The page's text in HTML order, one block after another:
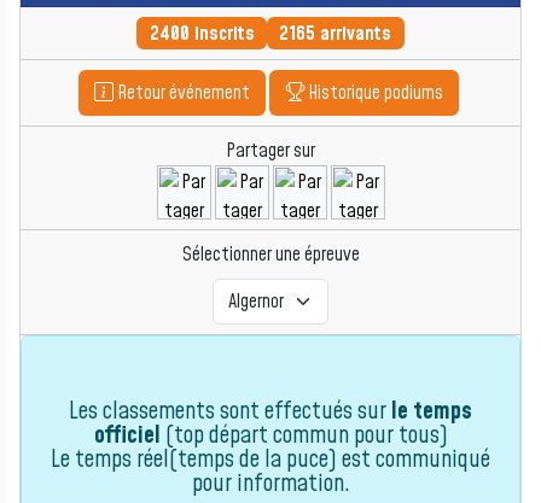
2400 inscrits 2165 arrivants
Retour événement Historique podiums
Partager sur
Sélectionner une épreuve
Les classements sont effectués surle temps
officiel (top départ commun pour tous)
Le temps réel(temps de la puce) est communiqué
pour information.